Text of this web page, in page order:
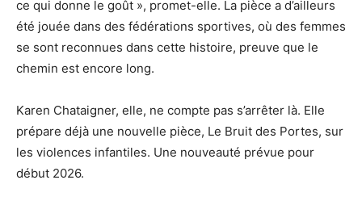
ce qui donne le goût », promet-elle. La pièce a d’ailleurs
été jouée dans des fédérations sportives, où des femmes
se sont reconnues dans cette histoire, preuve que le
chemin est encore long.
Karen Chataigner, elle, ne compte pas s’arrêter là. Elle
prépare déjà une nouvelle pièce, Le Bruit des Portes, sur
les violences infantiles. Une nouveauté prévue pour
début 2026.